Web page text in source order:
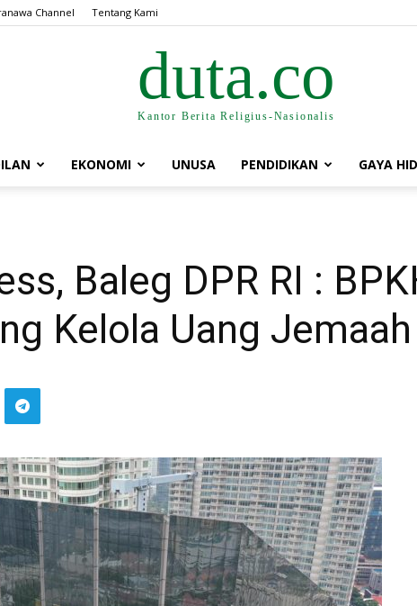
Channel Tentang Kami
duta.co
Kantor Berita Religius-Nasionalis
EKONOMI UNUSA PENDIDIKAN GAYA
Baleg DPR RI :
Kelola Uang